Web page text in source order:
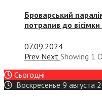
Броварський
потрапив до
07.09.2024
Prev Next Showing 1
Сьогодні
Воскресенье 9 августа